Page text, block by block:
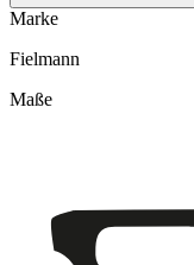
Marke
Fielmann
Maße